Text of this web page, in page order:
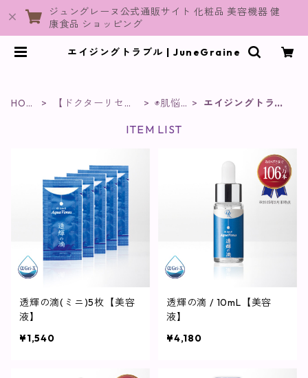
ジュングレーヌ公式通販サイト 化粧品 美容機器 健
康食品 ショッピング
エイジングトラブル | JuneGraine
HOM
【ドクターリセ
◉肌悩
エイジングトラブ
ITEM LIST
透輝の滴(ミニ)5枚【美容
液】
¥1,540
透輝の滴 / 10mL【美容
液】
¥4,180